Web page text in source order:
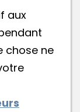
aux
chose ne